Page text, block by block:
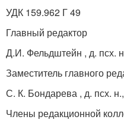
УДК 159.962 Г 49
Главный редактор
Д.И. Фельдштейн , д. псх.
Заместитель главного
С. К. Бондарева , д. псх.
Члены редакционной